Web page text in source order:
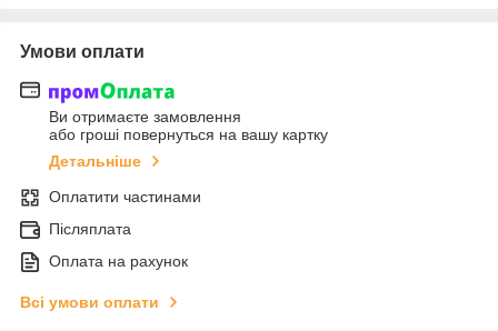
Умови оплати
Ви отримаєте замовлення
або гроші повернуться на вашу картку
Детальніше
Оплатити частинами
Післяплата
Оплата на рахунок
Всі умови оплати